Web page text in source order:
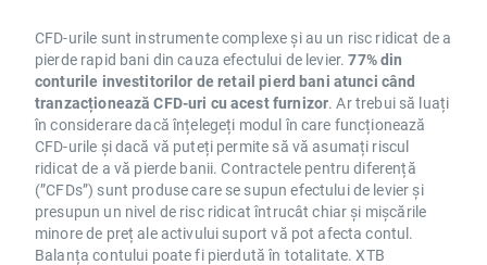
CFD-urile sunt instrumente complexe și au un risc ridicat de a
pierde rapid bani din cauza efectului de levier.77% din
conturile investitorilor de retail pierd bani atunci când
tranzacționează CFD-uri cu acest furnizor. Ar trebui să luați
în considerare dacă înțelegeți modul în care funcționează
CFD-urile și dacă vă puteți permite să vă asumați riscul
ridicat de a vă pierde banii. Contractele pentru diferență
(”CFDs”) sunt produse care se supun efectului de levier și
presupun un nivel de risc ridicat întrucât chiar și mișcările
minore de preț ale activului suport vă pot afecta contul.
Balanța contului poate fi pierdută în totalitate. XTB